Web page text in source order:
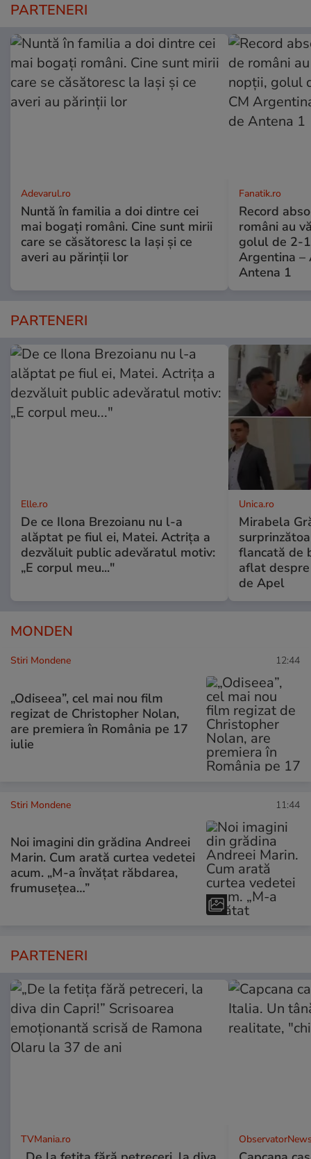
PARTENERI
Adevarul.ro
Nuntă în familia a doi dintre cei
mai bogați români. Cine sunt mirii
care se căsătoresc la Iași și ce
averi au părinții lor
Fanatik.ro
Record
români au
golul de 2-
Argentina –
Antena 1
PARTENERI
Elle.ro
De ce Ilona Brezoianu nu l-a
alăptat pe fiul ei, Matei. Actrița a
dezvăluit public adevăratul motiv:
„E corpul meu..."
Unica.ro
Mirabela
flancată de
aflat
de Apel
MONDEN
Stiri Mondene 12:44
„Odiseea”, cel mai nou film
regizat de Christopher Nolan,
are premiera în România pe 17
iulie
Stiri Mondene 11:44
Noi imagini din grădina Andreei
Marin. Cum arată curtea vedetei
acum. „M-a învățat răbdarea,
frumusețea…”
PARTENERI
TVMania.ro